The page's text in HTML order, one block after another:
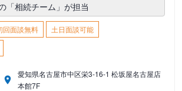
「相続チーム」が担当
回面談無料
土日面談可能
愛知県名古屋市中区栄3-16-1 松坂屋名古屋店
本館7F